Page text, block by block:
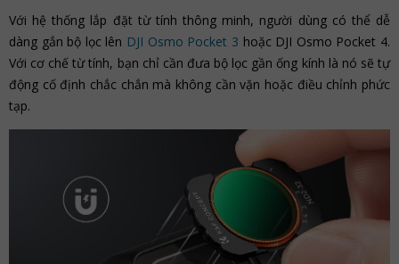
Với hệ thống lắp đặt từ tính thông minh, người dùng có thể dễ
dàng gắn bộ lọc lên DJI Osmo Pocket 3 hoặc DJI Osmo Pocket 4.
Với cơ chế từ tính, bạn chỉ cần đưa bộ lọc gần ống kính là nó sẽ tự
động cố định chắc chắn mà không cần vặn hoặc điều chỉnh phức
tạp.